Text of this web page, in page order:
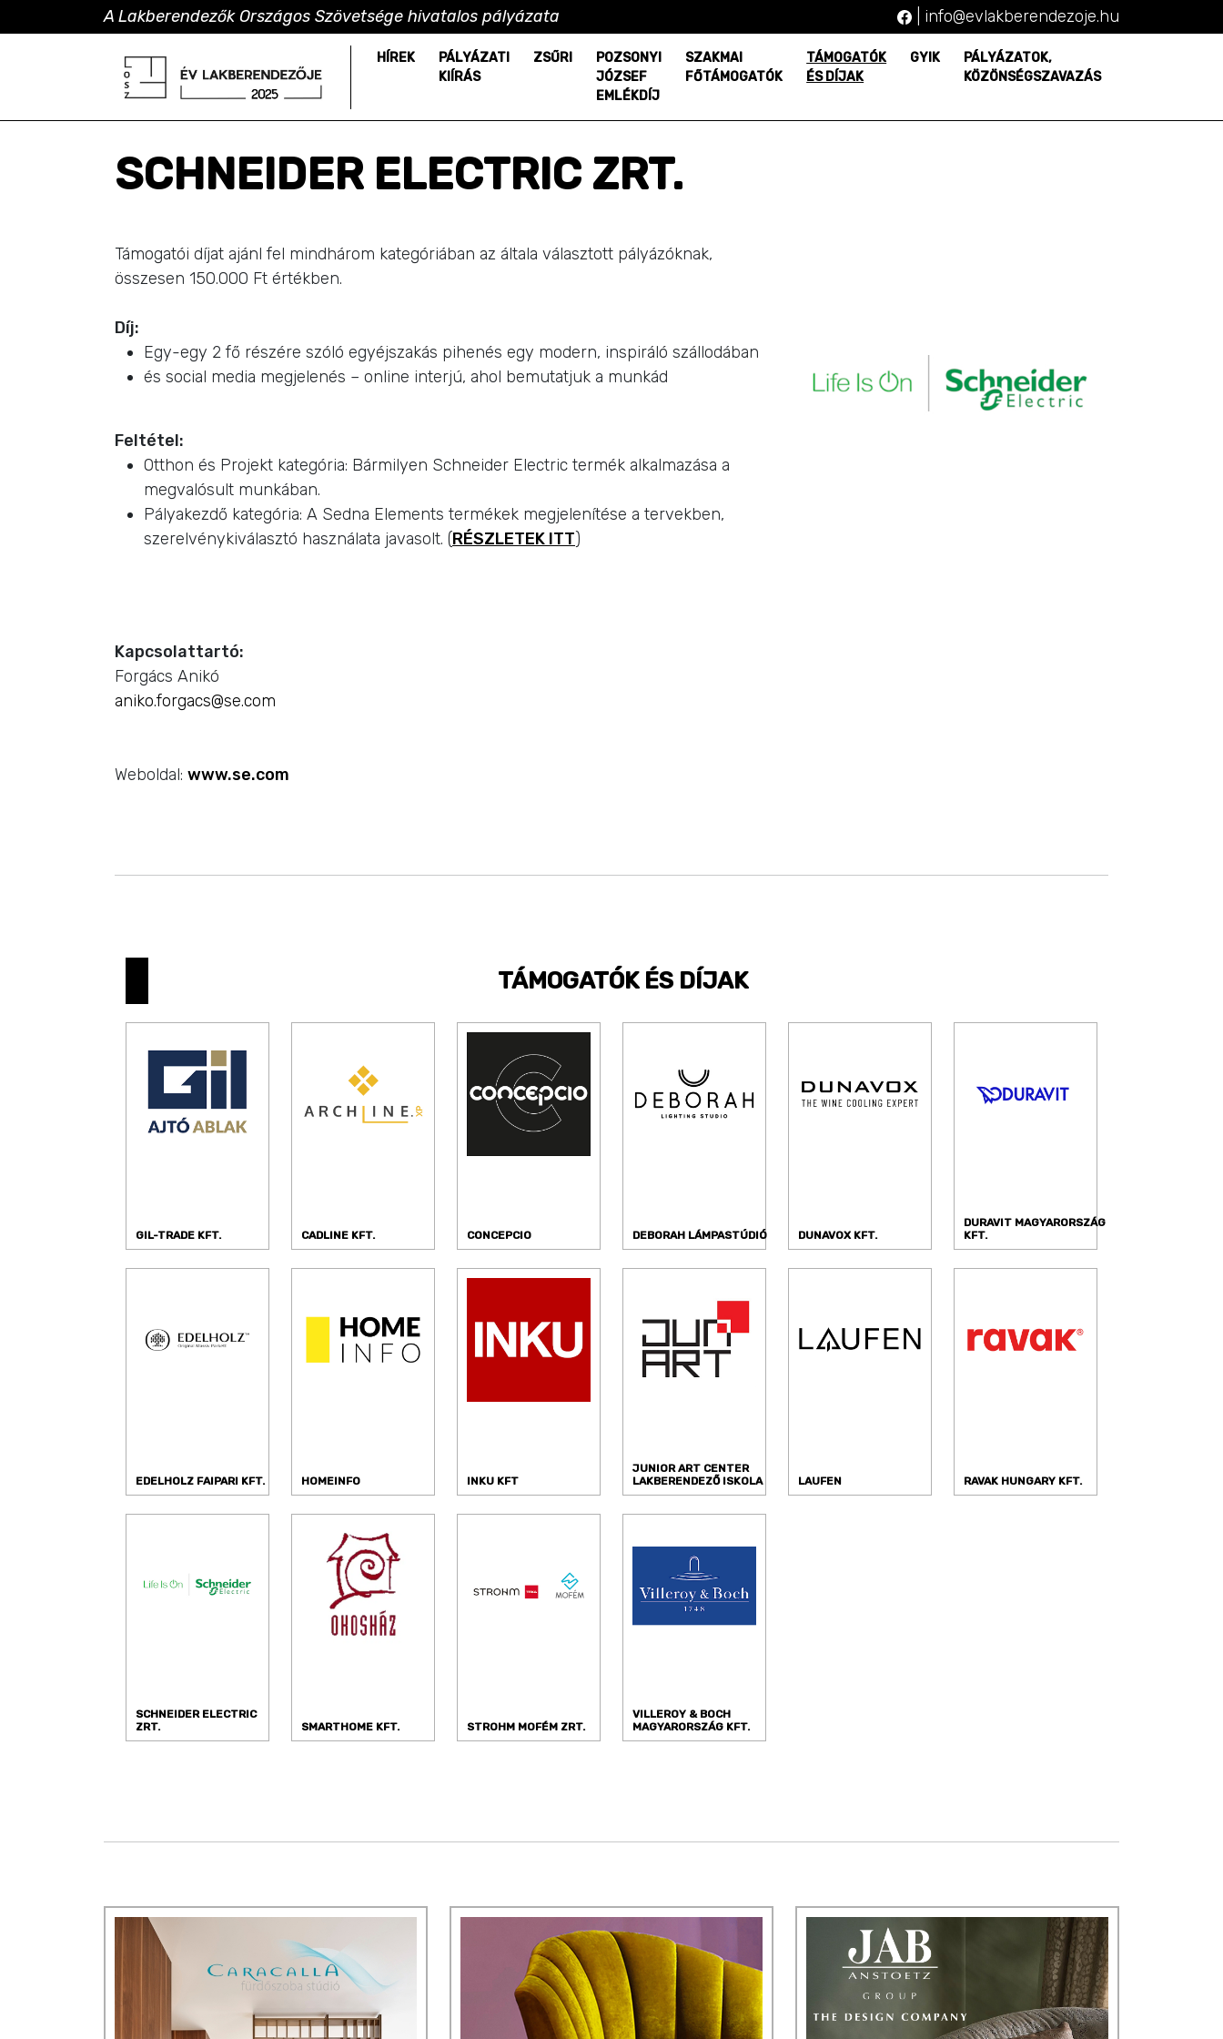
A Lakberendezők Országos Szövetsége hivatalos pályázata info@evlakberendezoje.hu
HÍREK
PÁLYÁZATI
KIÍRÁS
ZSŰRI
POZSONYI
JÓZSEF
EMLÉKDÍJ
SZAKMAI
FŐTÁMOGATÓK
TÁMOGATÓK
ÉS DÍJAK
GYIK
PÁLYÁZATOK,
KÖZÖNSÉGSZAVAZÁS
SCHNEIDER ELECTRIC ZRT.
Támogatói díjat ajánl fel mindhárom kategóriában az általa választott pályázóknak,
összesen 150.000 Ft értékben.
Díj:
Egy-egy 2 fő részére szóló egyéjszakás pihenés egy modern, inspiráló szállodában
és social media megjelenés – online interjú, ahol bemutatjuk a munkád
Feltétel:
Otthon és Projekt kategória: Bármilyen Schneider Electric termék alkalmazása a
megvalósult munkában.
Pályakezdő kategória: A Sedna Elements termékek megjelenítése a tervekben,
szerelvénykiválasztó használata javasolt. (RÉSZLETEK ITT)
Kapcsolattartó:
Forgács Anikó
aniko.forgacs@se.com
Weboldal: www.se.com
TÁMOGATÓK ÉS DÍJAK
GIL-TRADE KFT. CADLINE KFT. CONCEPCIO DEBORAH LÁMPASTÚDIÓ DUNAVOX KFT.
DURAVIT MAGYARORSZÁG
KFT.
EDELHOLZ FAIPARI KFT. HOMEINFO INKU KFT
JUNIOR ART CENTER
LAKBERENDEZŐ ISKOLA
LAUFEN RAVAK HUNGARY KFT.
SCHNEIDER ELECTRIC
ZRT.
SMARTHOME KFT. STROHM MOFÉM ZRT.
VILLEROY & BOCH
MAGYARORSZÁG KFT.